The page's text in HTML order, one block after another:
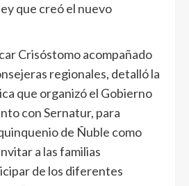
que creó el nuevo
Crisóstomo acompañado
regionales, detalló la
que organizó el Gobierno
con Sernatur, para
de Ñuble como
a las familias
de los diferentes